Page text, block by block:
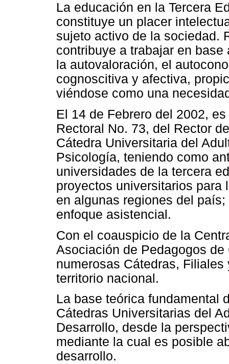
La educación en la Tercera
constituye un placer
sujeto activo de la sociedad.
contribuye a trabajar en
la autovaloración, el
cognoscitiva y afectiva,
viéndose como una
El 14 de Febrero del 2002,
Rectoral No. 73, del Rector
Cátedra Universitaria del
Psicología, teniendo como
universidades de la tercera
proyectos universitarios para
en algunas regiones del
enfoque asistencial.
Con el coauspicio de la
Asociación de Pedagogos
numerosas Cátedras,
territorio nacional.
La base teórica fundamental
Cátedras Universitarias del
Desarrollo, desde la
mediante la cual es posible
desarrollo.